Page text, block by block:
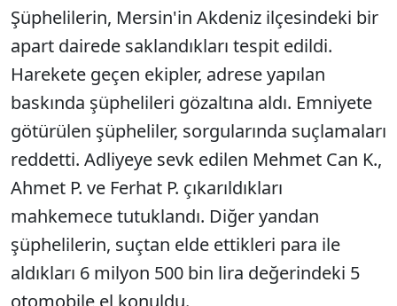
Şüphelilerin, Mersin'in Akdeniz ilçesindeki bir
apart dairede saklandıkları tespit edildi.
Harekete geçen ekipler, adrese yapılan
baskında şüphelileri gözaltına aldı. Emniyete
götürülen şüpheliler, sorgularında suçlamaları
reddetti. Adliyeye sevk edilen Mehmet Can K.,
Ahmet P. ve Ferhat P. çıkarıldıkları
mahkemece tutuklandı. Diğer yandan
şüphelilerin, suçtan elde ettikleri para ile
aldıkları 6 milyon 500 bin lira değerindeki 5